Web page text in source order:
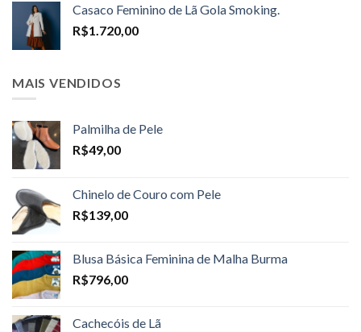
through
Casaco Feminino de Lã Gola Smoking.
R$1.720,00
MAIS VENDIDOS
Palmilha de Pele
R$49,00
Chinelo de Couro com Pele
R$139,00
Blusa Básica Feminina de Malha Burma
R$796,00
Cachecóis de Lã